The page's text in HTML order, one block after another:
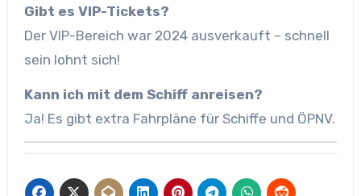
Gibt es VIP-Tickets?
Der VIP-Bereich war 2024 ausverkauft – schnell
sein lohnt sich!
Kann ich mit dem Schiff anreisen?
Ja! Es gibt extra Fahrpläne für Schiffe und ÖPNV.